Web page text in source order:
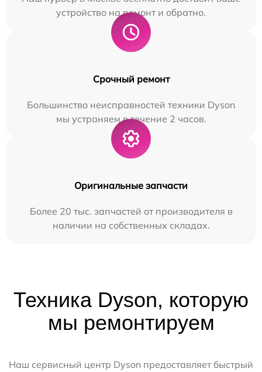
устройство на ремонт и обратно.
Срочный ремонт
Большинство неисправностей техники Dyson
мы устраняем в течение 2 часов.
Оригинальные запчасти
Более 20 тыс. запчастей от производителя в
наличии на собственных складах.
Техника Dyson, которую
мы ремонтируем
Наш сервисный центр Dyson предоставляет быстрый